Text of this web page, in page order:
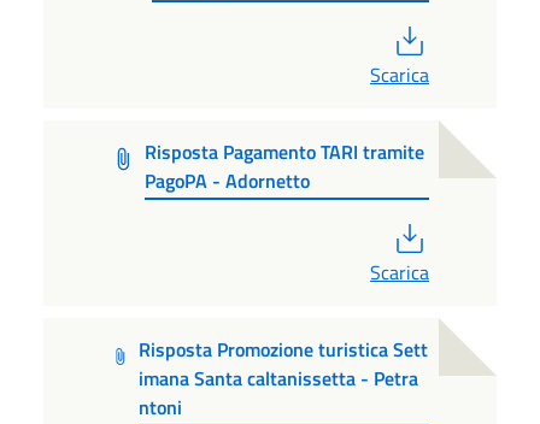
Scarica
Risposta Pagamento TARI tramite
PagoPA - Adornetto
Scarica
Risposta Promozione turistica Sett
imana Santa caltanissetta - Petra
ntoni